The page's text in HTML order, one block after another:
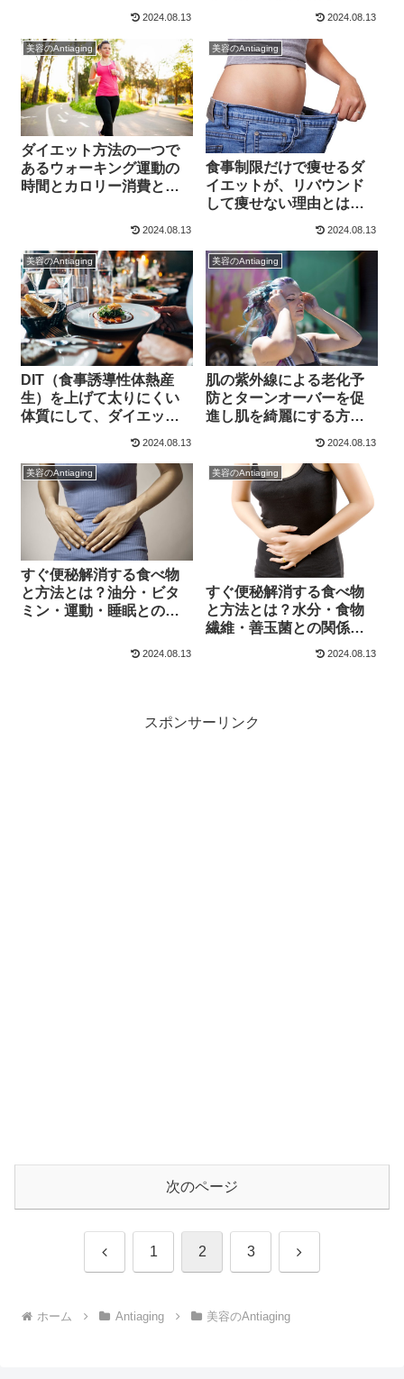
2024.08.13 2024.08.13
美容のAntiaging
ダイエット方法の一つで
あるウォーキング運動の
時間とカロリー消費と効
と歩き方【2025】 2024.08.13
美容のAntiaging
食事制限だけで痩せるダ
イエットが、リバウンド
して痩せない理由とは？
2024.08.13
美容のAntiaging
DIT（食事誘導性体熱産
生）を上げて太りにくい
体質にして、ダイエット
2024.08.13
美容のAntiaging
肌の紫外線による老化予
防とターンオーバーを促
進し肌を綺麗にする方法
2024.08.13
美容のAntiaging
すぐ便秘解消する食べ物
と方法とは？油分・ビタ
ミン・運動・睡眠との関
2024.08.13
美容のAntiaging
すぐ便秘解消する食べ物
と方法とは？水分・食物
繊維・善玉菌との関係
2024.08.13
スポンサーリンク
次のページ
前 1 2 3 次
ホーム Antiaging 美容のAntiaging